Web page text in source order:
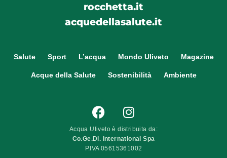
rocchetta.it
acquedellasalute.it
Salute Sport L’acqua Mondo Uliveto Magazine
Acque della Salute Sostenibilità Ambiente
Acqua Uliveto è distribuita da:
Co.Ge.Di. International Spa
P.IVA 05615361002